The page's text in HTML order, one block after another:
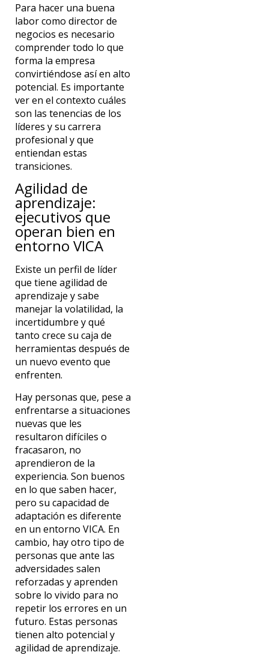
Para hacer una buena
labor como director de
negocios es necesario
comprender todo lo que
forma la empresa
convirtiéndose así en alto
potencial. Es importante
ver en el contexto cuáles
son las tenencias de los
líderes y su carrera
profesional y que
entiendan estas
transiciones.
Agilidad de
aprendizaje:
ejecutivos que
operan bien en
entorno VICA
Existe un perfil de líder
que tiene agilidad de
aprendizaje y sabe
manejar la volatilidad, la
incertidumbre y qué
tanto crece su caja de
herramientas después de
un nuevo evento que
enfrenten.
Hay personas que, pese a
enfrentarse a situaciones
nuevas que les
resultaron difíciles o
fracasaron, no
aprendieron de la
experiencia. Son buenos
en lo que saben hacer,
pero su capacidad de
adaptación es diferente
en un entorno VICA. En
cambio, hay otro tipo de
personas que ante las
adversidades salen
reforzadas y aprenden
sobre lo vivido para no
repetir los errores en un
futuro. Estas personas
tienen alto potencial y
agilidad de aprendizaje.